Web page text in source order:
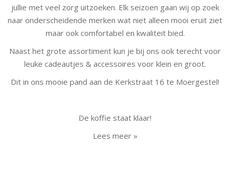
jullie met veel zorg uitzoeken. Elk seizoen gaan wij op zoek
naar onderscheidende merken wat niet alleen mooi eruit ziet
maar ook comfortabel en kwaliteit bied.
Naast het grote assortiment kun je bij ons ook terecht voor
leuke cadeautjes & accessoires voor klein en groot.
Dit in ons mooie pand aan de Kerkstraat 16 te Moergestel!
De koffie staat klaar!
Lees meer »